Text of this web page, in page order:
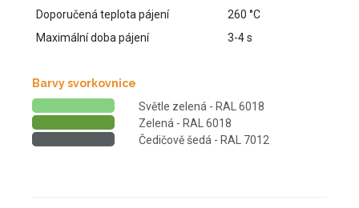
Doporučená teplota pájení
260 °C
Maximální doba pájení
3-4 s
Barvy svorkovnice
Světle zelená - RAL 6018
Zelená - RAL 6018
Čedičově šedá - RAL 7012